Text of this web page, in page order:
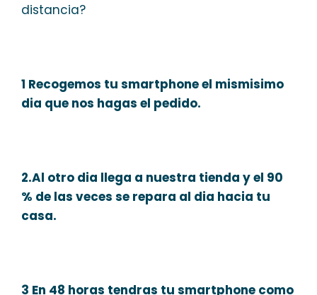
distancia?
1 Recogemos tu smartphone el mismisimo
dia que nos hagas el pedido.
2.Al otro dia llega a nuestra tienda y el 90
% de las veces se repara al dia hacia tu
casa.
3 En 48 horas tendras tu smartphone como